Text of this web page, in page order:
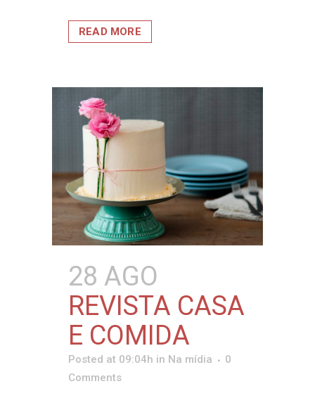
READ MORE
28 AGO
REVISTA CASA
E COMIDA
Posted at 09:04h in Na mídia
0
Comments